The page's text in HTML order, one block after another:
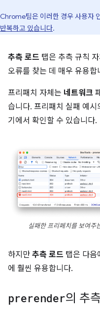
Chrome팀은 이러한 경우 사용자
반복하고 있습니다.
추측 로드 탭은 추측 규칙
오류를 찾는 데 매우 유용합
프리패치 자체는 네트워크
습니다. 프리패치 실패 예
기에서 확인할 수 있습니다.
실패한 프리페치를 보여
하지만 추측 로드 탭은 다음
에 훨씬 유용합니다.
prerender의 추